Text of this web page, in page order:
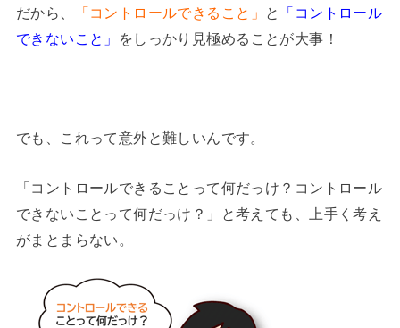
だから、 「コントロールできること」 と
「コントロール
できないこと」
をしっかり見極めることが大事！
でも、これって意外と難しいんです。
「コントロールできることって何だっけ？コントロール
できないことって何だっけ？」と考えても、上手く考え
がまとまらない。